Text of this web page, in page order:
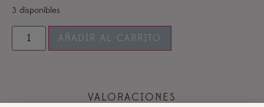
3 disponibles
AÑADIR AL CARRITO
VALORACIONES